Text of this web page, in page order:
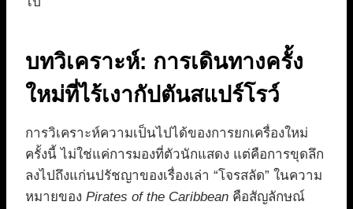
บทวิเคราะห์: การเดินทางครั้ง
ใหม่ที่ไร้เงากัปตันสแปร์โรว์
การวิเคราะห์ความเป็นไปได้ของการยกเครื่องใหม่
ครั้งนี้ ไม่ใช่แค่การมองที่ตัวนักแสดง แต่คือการขุดลึก
ลงไปถึงแก่นปรัชญาของเรื่องเล่า “โจรสลัด” ในความ
หมายของ Pirates of the Caribbean คือสัญลักษณ์